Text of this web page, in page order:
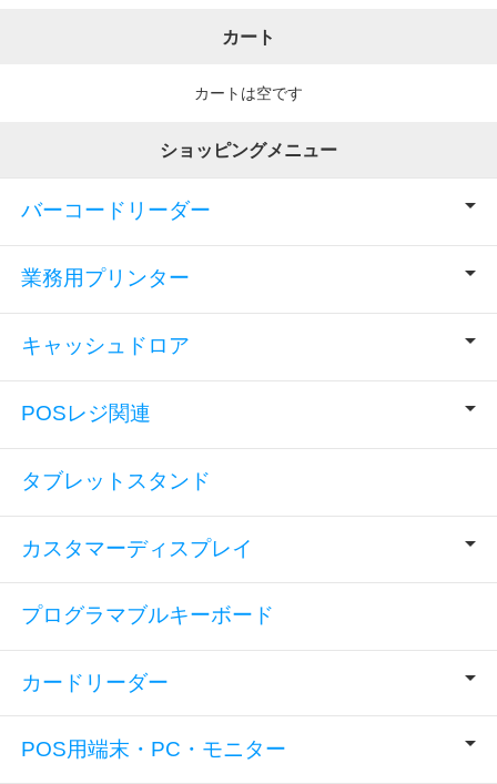
カート
カートは空です
ショッピングメニュー
バーコードリーダー
業務用プリンター
キャッシュドロア
POSレジ関連
タブレットスタンド
カスタマーディスプレイ
プログラマブルキーボード
カードリーダー
POS用端末・PC・モニター